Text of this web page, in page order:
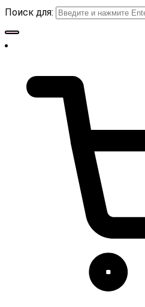
Поиск для: